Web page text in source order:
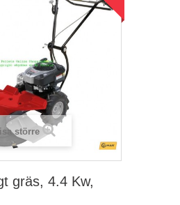
större
gräs, 4.4 Kw,